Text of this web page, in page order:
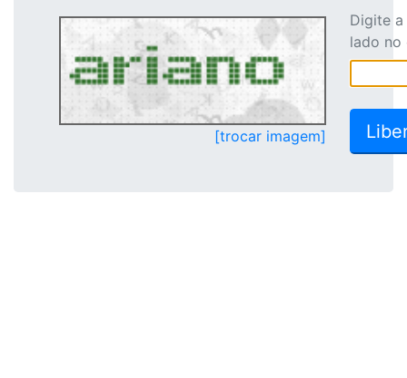
[trocar imagem]
Digite
lado no